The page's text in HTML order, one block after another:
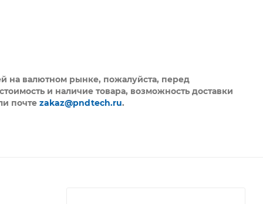
на валютном рынке, пожалуйста, перед
и наличие товара, возможность доставки
почтеzakaz@pndtech.ru.